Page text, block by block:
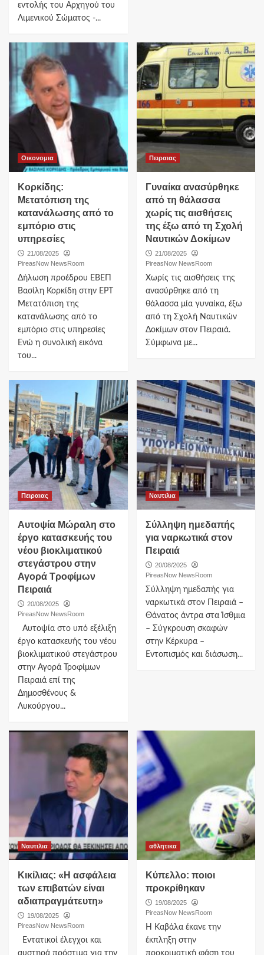
εντολής του Αρχηγού του
Λιμενικού Σώματος -...
Οικονομια
Κορκίδης:
Μετατόπιση της
κατανάλωσης από το
εμπόριο στις
υπηρεσίες
21/08/2025
PireasNow NewsRoom
Δήλωση προέδρου ΕΒΕΠ
Βασίλη Κορκίδη στην ΕΡΤ
Μετατόπιση της
κατανάλωσης από το
εμπόριο στις υπηρεσίες
Ενώ η συνολική εικόνα
του...
Πειραιας
Γυναίκα ανασύρθηκε
από τη θάλασσα
χωρίς τις αισθήσεις
της έξω από τη Σχολή
Ναυτικών Δοκίμων
21/08/2025
PireasNow NewsRoom
Χωρίς τις αισθήσεις της
ανασύρθηκε από τη
θάλασσα μία γυναίκα, έξω
από τη Σχολή Ναυτικών
Δοκίμων στον Πειραιά.
Σύμφωνα με...
Πειραιας
Αυτοψία Μώραλη στο
έργο κατασκευής του
νέου βιοκλιματικού
στεγάστρου στην
Αγορά Τροφίμων
Πειραιά
20/08/2025
PireasNow NewsRoom
Αυτοψία στο υπό εξέλιξη
έργο κατασκευής του νέου
βιοκλιματικού στεγάστρου
στην Αγορά Τροφίμων
Πειραιά επί της
Δημοσθένους &
Λυκούργου...
Ναυτιλια
Σύλληψη ημεδαπής
για ναρκωτικά στον
Πειραιά
20/08/2025
PireasNow NewsRoom
Σύλληψη ημεδαπής για
ναρκωτικά στον Πειραιά –
Θάνατος άντρα στα Ίσθμια
– Σύγκρουση σκαφών
στην Κέρκυρα –
Εντοπισμός και διάσωση...
Ναυτιλια
Κικίλιας: «Η ασφάλεια
των επιβατών είναι
αδιαπραγμάτευτη»
19/08/2025
PireasNow NewsRoom
Εντατικοί έλεγχοι και
αυστηρά πρόστιμα για την
αθλητικα
Κύπελλο: ποιοι
προκρίθηκαν
19/08/2025
PireasNow NewsRoom
Η Καβάλα έκανε την
έκπληξη στην
προκριματική φάση του